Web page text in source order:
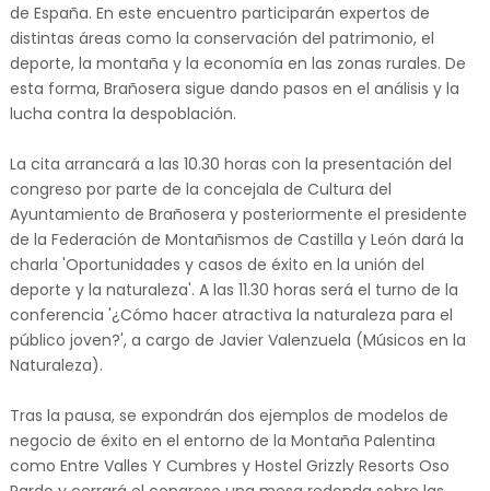
de España. En este encuentro participarán expertos de
distintas áreas como la conservación del patrimonio, el
deporte, la montaña y la economía en las zonas rurales. De
esta forma, Brañosera sigue dando pasos en el análisis y la
lucha contra la despoblación.
La cita arrancará a las 10.30 horas con la presentación del
congreso por parte de la concejala de Cultura del
Ayuntamiento de Brañosera y posteriormente el presidente
de la Federación de Montañismos de Castilla y León dará la
charla 'Oportunidades y casos de éxito en la unión del
deporte y la naturaleza'. A las 11.30 horas será el turno de la
conferencia '¿Cómo hacer atractiva la naturaleza para el
público joven?', a cargo de Javier Valenzuela (Músicos en la
Naturaleza).
Tras la pausa, se expondrán dos ejemplos de modelos de
negocio de éxito en el entorno de la Montaña Palentina
como Entre Valles Y Cumbres y Hostel Grizzly Resorts Oso